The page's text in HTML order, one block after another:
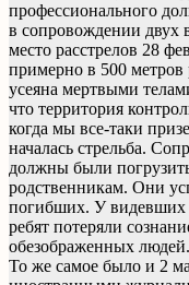
профессионального
в сопровождении двух
место расстрелов 28
примерно в 500 метров
усеяна мертвыми
что территория
когда мы все-таки
началась стрельба.
должны были
родственникам. Они
погибших. У видевших
ребят потеряли
обезображенных
То же самое было и 2